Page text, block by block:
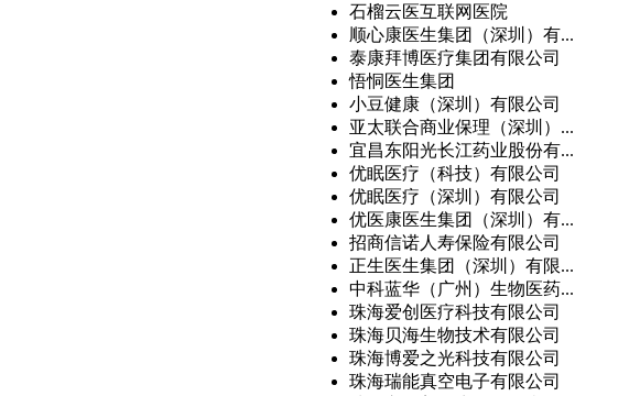
石榴云医互联网医院
顺心康医生集团（深圳）有...
泰康拜博医疗集团有限公司
悟恫医生集团
小豆健康（深圳）有限公司
亚太联合商业保理（深圳）...
宜昌东阳光长江药业股份有...
优眠医疗（科技）有限公司
优眠医疗（深圳）有限公司
优医康医生集团（深圳）有...
招商信诺人寿保险有限公司
正生医生集团（深圳）有限...
中科蓝华（广州）生物医药...
珠海爱创医疗科技有限公司
珠海贝海生物技术有限公司
珠海博爱之光科技有限公司
珠海瑞能真空电子有限公司